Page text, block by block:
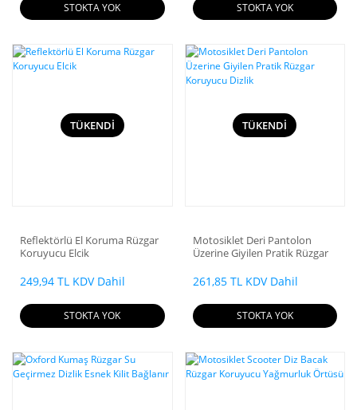
STOKTA YOK STOKTA YOK
TÜKENDİ
Reflektörlü El Koruma Rüzgar
Koruyucu Elcik
249,94 TL KDV Dahil
STOKTA YOK
TÜKENDİ
Motosiklet Deri Pantolon
Üzerine Giyilen Pratik Rüzgar
261,85 TL KDV Dahil
STOKTA YOK